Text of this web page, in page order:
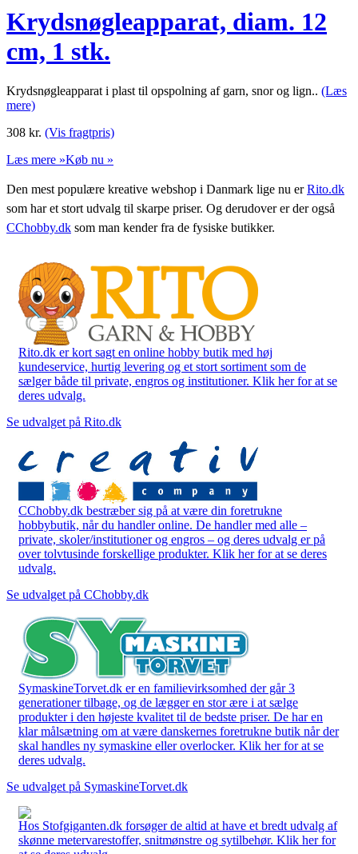
Krydsnøgleapparat, diam. 12
cm, 1 stk.
Krydsnøgleapparat i plast til opspolning af garn, snor og lign.. (Læs
mere)
308 kr. (Vis fragtpris)
Læs mere »Køb nu »
Den mest populære kreative webshop i Danmark lige nu erRito.dk
som har et stort udvalg til skarpe priser. Og derudover er der også
CChobby.dk som man kender fra de fysiske butikker.
Rito.dk er kort sagt en online hobby butik med høj
kundeservice, hurtig levering og et stort sortiment som de
sælger både til private, engros og institutioner. Klik her for at se
deres udvalg.
Se udvalget på Rito.dk
CChobby.dk bestræber sig på at være din foretrukne
hobbybutik, når du handler online. De handler med alle –
private, skoler/institutioner og engros – og deres udvalg er på
over tolvtusinde forskellige produkter. Klik her for at se deres
udvalg.
Se udvalget på CChobby.dk
SymaskineTorvet.dk er en familievirksomhed der går 3
generationer tilbage, og de lægger en stor ære i at sælge
produkter i den højeste kvalitet til de bedste priser. De har en
klar målsætning om at være danskernes foretrukne butik når der
skal handles ny symaskine eller overlocker. Klik her for at se
deres udvalg.
Se udvalget på SymaskineTorvet.dk
Hos Stofgiganten.dk forsøger de altid at have et bredt udvalg af
skønne metervarestoffer, snitmønstre og sytilbehør. Klik her for